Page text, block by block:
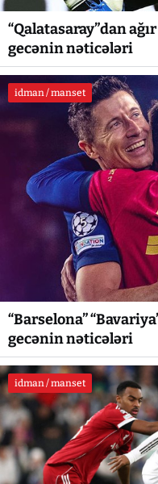
“Qalatasaray”dan
gecənin nəticələri
idman / manset
“Barselona”
gecənin nəticələri
idman / manset